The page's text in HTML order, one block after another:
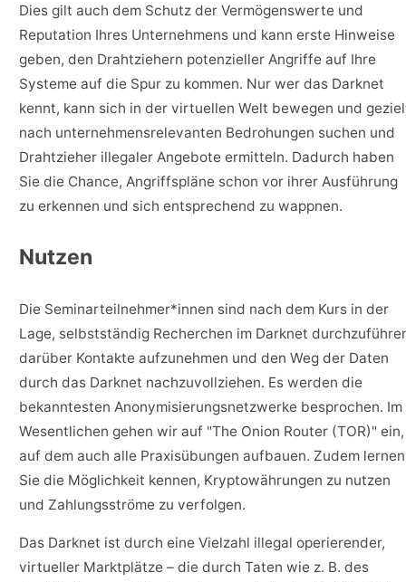
Dies gilt auch dem Schutz der Vermögenswerte und
Reputation Ihres Unternehmens und kann erste Hinweise
geben, den Drahtziehern potenzieller Angriffe auf Ihre
Systeme auf die Spur zu kommen. Nur wer das Darknet
kennt, kann sich in der virtuellen Welt bewegen und
nach unternehmensrelevanten Bedrohungen suchen und
Drahtzieher illegaler Angebote ermitteln. Dadurch haben
Sie die Chance, Angriffspläne schon vor ihrer Ausführung
zu erkennen und sich entsprechend zu wappnen.
Nutzen
Die Seminarteilnehmer*innen sind nach dem Kurs in der
Lage, selbstständig Recherchen im Darknet
darüber Kontakte aufzunehmen und den Weg der Daten
durch das Darknet nachzuvollziehen. Es werden die
bekanntesten Anonymisierungsnetzwerke besprochen. Im
Wesentlichen gehen wir auf "The Onion Router (TOR)" ein,
auf dem auch alle Praxisübungen aufbauen. Zudem lernen
Sie die Möglichkeit kennen, Kryptowährungen zu nutzen
und Zahlungsströme zu verfolgen.
Das Darknet ist durch eine Vielzahl illegal operierender,
virtueller Marktplätze – die durch Taten wie z. B. des